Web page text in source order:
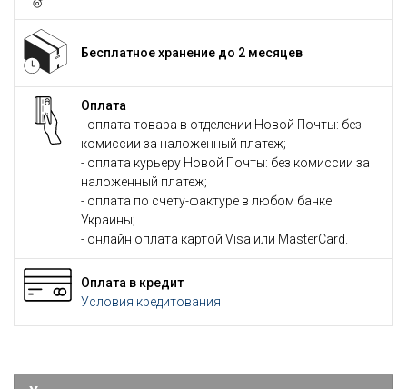
Бесплатное хранение до 2 месяцев
Оплата
- оплата товара в отделении Новой Почты: без
комиссии за наложенный платеж;
- оплата курьеру Новой Почты: без комиссии за
наложенный платеж;
- оплата по счету-фактуре в любом банке
Украины;
- онлайн оплата картой Visa или MasterCard.
Оплата в кредит
Условия кредитования